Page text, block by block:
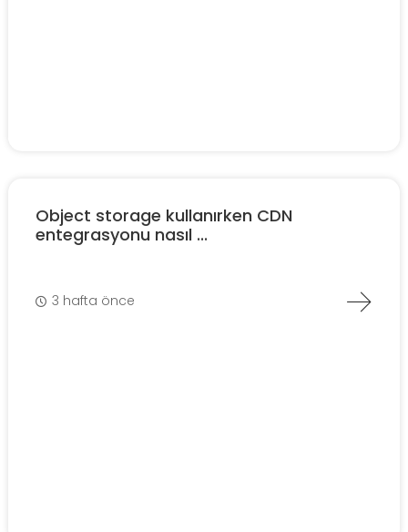
Object storage kullanırken CDN
entegrasyonu nasıl ...
3 hafta önce